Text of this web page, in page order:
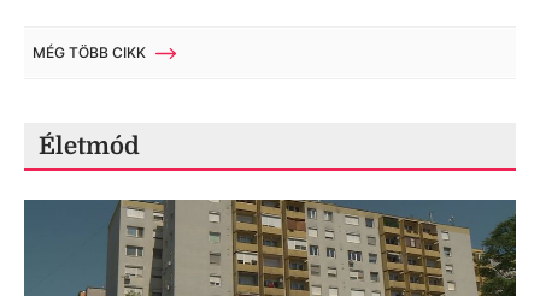
MÉG TÖBB CIKK
Életmód